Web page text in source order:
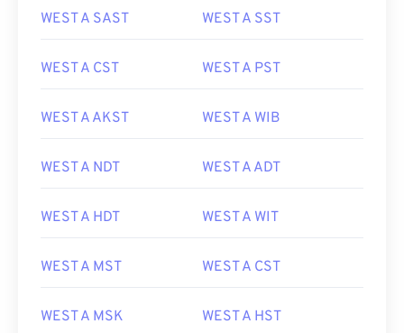
WEST A SAST WEST A SST
WEST A CST WEST A PST
WEST A AKST WEST A WIB
WEST A NDT WEST A ADT
WEST A HDT WEST A WIT
WEST A MST WEST A CST
WEST A MSK WEST A HST